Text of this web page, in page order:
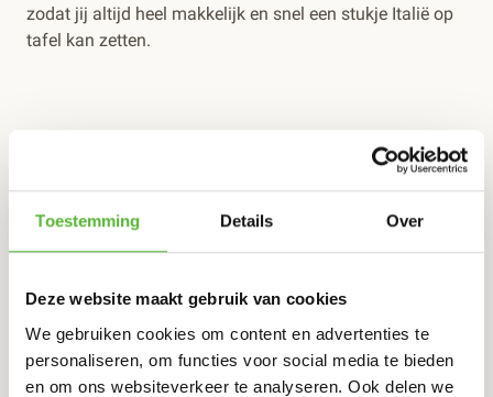
Toestemming Details Over
Deze website maakt gebruik van cookies
We gebruiken cookies om content en advertenties te
personaliseren, om functies voor social media te bieden
en om ons websiteverkeer te analyseren. Ook delen we
zodat jij altijd heel makkelijk en snel een stukje Italië op
tafel kan zetten.
Twee Italiaanse vrienden met een totaal andere
achtergrond die elkaar in Luxemburg leerden kennen.
Giuseppe, die uit de financiële wereld komt en Patrizio,
opgegroeid in het horeca-vak, gooiden samen het roer
restaurant Belcapo in Helmond.